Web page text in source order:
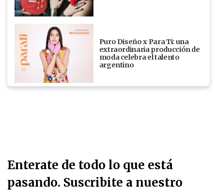
Puro Diseño x Para Ti: una
extraordinaria producción de
moda celebra el talento
argentino
Enterate de todo lo que está
pasando. Suscribite a nuestro